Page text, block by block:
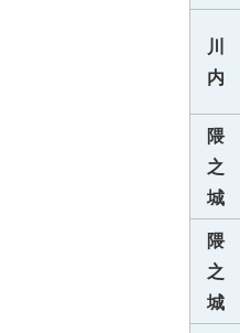
川
内
隈
之
城
隈
之
城